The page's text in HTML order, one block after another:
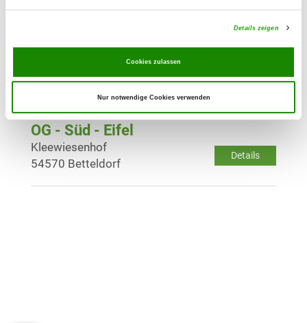
Details zeigen
Cookies zulassen
Nur notwendige Cookies verwenden
56826 Lutzerath
OG - Wittlich Bez. Trier
Details
54516 Wittlich
OG - Süd - Eifel
Details
Kleewiesenhof
54570 Betteldorf